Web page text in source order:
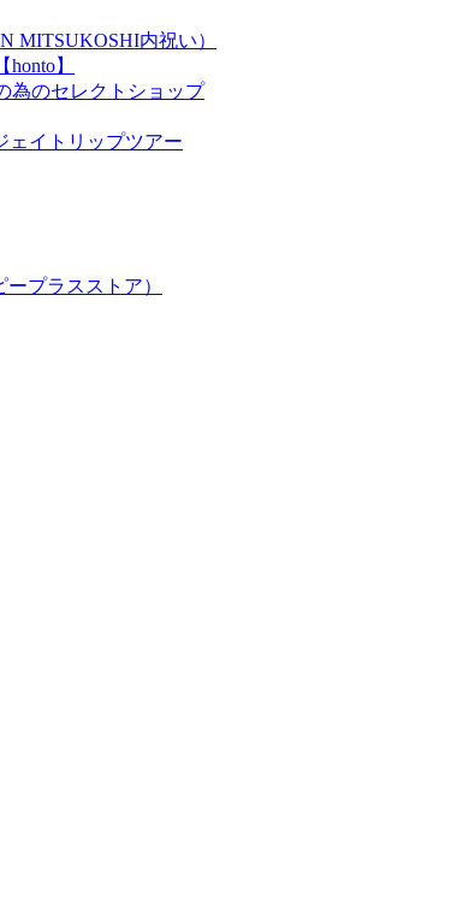
MITSUKOSHI内祝い）
】
為のセレクトショップ
ェイトリップツアー
プラスストア）